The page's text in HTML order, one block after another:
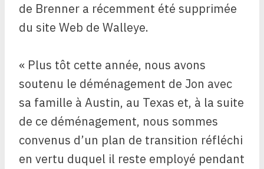
de Brenner a récemment été supprimée
du site Web de Walleye.
« Plus tôt cette année, nous avons
soutenu le déménagement de Jon avec
sa famille à Austin, au Texas et, à la suite
de ce déménagement, nous sommes
convenus d’un plan de transition réfléchi
en vertu duquel il reste employé pendant